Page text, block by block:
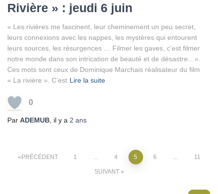
Rivière » : jeudi 6 juin
« Les rivières me fascinent, leur cheminement un peu secret,
leurs connexions avec les nappes, les mystères qui entourent
leurs sources, les résurgences … Filmer les gaves, c’est filmer
notre monde dans son intrication de beauté et de désastre…».
Ces mots sont ceux de Dominique Marchais réalisateur du film
« La rivière ». C’est Lire la suite
0
Par ADEMUB , il y a 2 ans
Pagination
PRÉCÉDENT 1 … 4 5 6 … 11
SUIVANT